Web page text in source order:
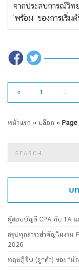
จากประสบการณ์วิท
‘พร้อม’ ของการเริ่
« 1 …
หน้าแรก » บล็อก »
บ
ผู้สอบบัญชี CPA กับ TA แ
สรุปทุกสาระสำคัญในงาน
2026
ทฤษฎีจีบ (ลูกค้า) ของ “นั